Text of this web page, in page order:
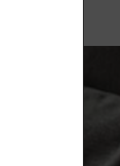
správu